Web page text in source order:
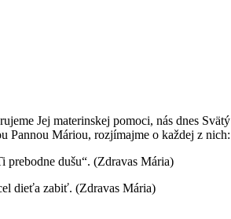
Jej materinskej pomoci, nás dnes
Pannou Máriou, rozjímajme o každej z nich:
prebodne dušu“. (Zdravas Mária)
dieťa zabiť. (Zdravas Mária)